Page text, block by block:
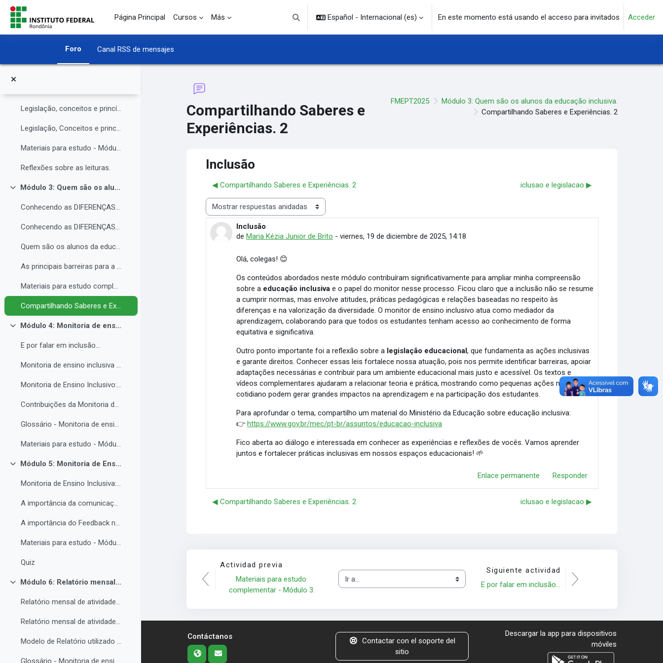
Salta al contenido principal
Página Principal
Cursos Más
Selector de búsqueda de entrada
Español - Internacional ‎(es)‎ En este momento está usando el acceso para invitados Acceder
Foro Canal RSS de mensajes
Materiais complementares do Módulo 1
Colapsar
Legislação, conceitos e princípios da educação inclusiva.
Legislação, Conceitos e princípios da educação inclusiva (parte 2)
Materiais para estudo - Módulo 2.
Reflexões sobre as leituras.
Colapsar
Módulo 3: Quem são os alunos da educação inclusiva.
Conhecendo as DIFERENÇAS para promover a IGUALDADE com EQUIDADE.
Conhecendo as DIFERENÇAS para promover a IGUALDADE com EQUIDADE.
Quem são os alunos da educação inclusiva.
As principais barreiras para a inclusão.
Materiais para estudo complementar - Módulo 3.
Compartilhando Saberes e Experiências. 2
Colapsar
Módulo 4: Monitoria de ensino inclusiva no processo formativo de estudantes com Necessidades Educacionais Específicas - NEE no contexto da Educação Profissional e Tecnológica.
E por falar em inclusão...
Monitoria de ensino inclusiva junto a estudante com Necessidades Educacionais Específicas - NEE no contexto da Educação Profissional e Tecnológica.
Monitoria de Ensino Inclusivo: Conceitos e Objetivos.
Contribuições da Monitoria de ensino inclusiva para o estudante com Necessidades Educacionais Específicas.
Glossário - Monitoria de ensino e educação inclusiva.
Materiais para estudo - Módulo 4.
Colapsar
Módulo 5: Monitoria de Ensino Inclusiva, comunicação e feedback.
Monitoria de Ensino Inclusiva: comunicação e feedback.
A importância da comunicação entre o(a) monitor(a) e o estudantes PNE.
A importância do Feedback na monitoria de ensino inclusiva.
Materiais para estudo - Módulo 5.
Quiz
Colapsar
Módulo 6: Relatório mensal de atividades da Monitoria de ensino inclusiva.
Relatório mensal de atividades da Monitoria de ensino inclusiva.
Relatório mensal de atividades da Monitoria de ensino inclusiva.
Modelo de Relatório utilizado no IFRO pelos monitores de ensino inclusivo.
Compartilhando Saberes e
Experiências. 2
FMEPT2025
Módulo 3: Quem são os alunos da educação inclusiva.
Compartilhando Saberes e Experiências. 2
Inclusão
◀︎ Compartilhando Saberes e Experiências. 2 iclusao e legislacao ▶︎
Mostrar modo
Inclusão
deMaria Kézia Junior de Brito -viernes, 19 de diciembre de 2025, 14:18
Número de respuestas: 0
Olá, colegas! 😊
Os conteúdos abordados neste módulo contribuíram significativamente para ampliar minha compreensão
sobre a educação inclusiva e o papel do monitor nesse processo. Ficou claro que a inclusão não se resume
a cumprir normas, mas envolve atitudes, práticas pedagógicas e relações baseadas no respeito às
diferenças e na valorização da diversidade. O monitor de ensino inclusivo atua como mediador da
aprendizagem, colaborando para que todos os estudantes tenham acesso ao conhecimento de forma
equitativa e significativa.
Outro ponto importante foi a reflexão sobre a legislação educacional, que fundamenta as ações inclusivas
e garante direitos. Conhecer essas leis fortalece nossa atuação, pois nos permite identificar barreiras, apoiar
adaptações necessárias e contribuir para um ambiente educacional mais justo e acessível. Os textos e
vídeos complementares ajudaram a relacionar teoria e prática, mostrando como pequenas ações no
cotidiano podem gerar grandes impactos na aprendizagem e na participação dos estudantes.
Para aprofundar o tema, compartilho um material do Ministério da Educação sobre educação inclusiva:
👉https://www.gov.br/mec/pt-br/assuntos/educacao-inclusiva
Fico aberta ao diálogo e interessada em conhecer as experiências e reflexões de vocês. Vamos aprender
juntos e fortalecer práticas inclusivas em nossos espaços educacionais! 🌱
Enlace permanente Responder
◀︎ Compartilhando Saberes e Experiências. 2 iclusao e legislacao ▶︎
Actividad previa
Materiais para estudo
complementar - Módulo 3.
Ir a...
Siguiente actividad
E por falar em inclusão...
Contáctanos
Contactar con el soporte del
sitio
Descargar la app para dispositivos
móviles